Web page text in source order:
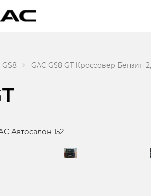
GS8 GAC GS8 GT Кроссовер Бензин
Автосалон 152